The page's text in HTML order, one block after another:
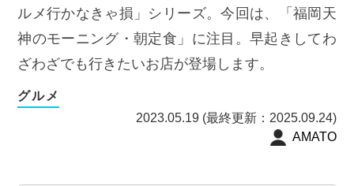
ルメ行かなきゃ損」シリーズ。今回は、「福岡天
神のモーニング・朝定食」に注目。早起きしてわ
ざわざでも行きたいお店が登場します。
グルメ
2023.05.19 (最終更新：2025.09.24)
AMATO